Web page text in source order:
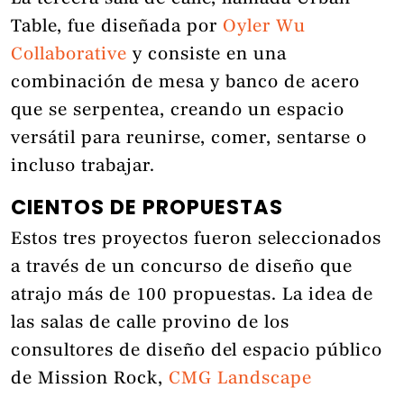
Table, fue diseñada por Oyler Wu
Collaborative y consiste en una
combinación de mesa y banco de acero
que se serpentea, creando un espacio
versátil para reunirse, comer, sentarse o
incluso trabajar.
CIENTOS DE PROPUESTAS
Estos tres proyectos fueron seleccionados
a través de un concurso de diseño que
atrajo más de 100 propuestas. La idea de
las salas de calle provino de los
consultores de diseño del espacio público
de Mission Rock, CMG Landscape